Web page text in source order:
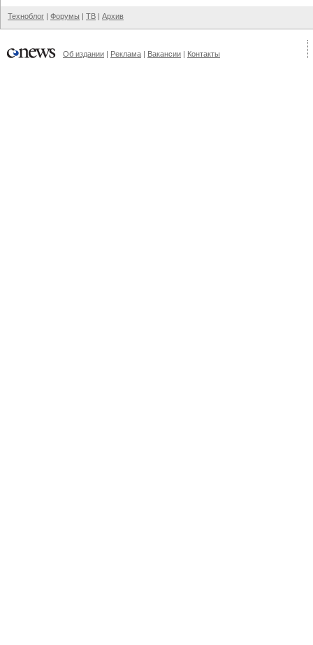
Техноблог | Форумы | ТВ | Архив
Об издании | Реклама | Вакансии | Контакты